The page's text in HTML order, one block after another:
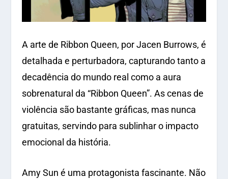
A arte de Ribbon Queen, por Jacen Burrows, é
detalhada e perturbadora, capturando tanto a
decadência do mundo real como a aura
sobrenatural da “Ribbon Queen”. As cenas de
violência são bastante gráficas, mas nunca
gratuitas, servindo para sublinhar o impacto
emocional da história.
Amy Sun é uma protagonista fascinante. Não